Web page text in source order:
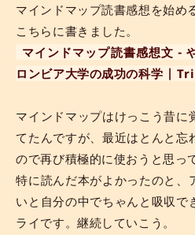
マインドマップ読書感想を始め
こちらに書きました。
マインドマップ読書感想文 -
ロンビア大学の成功の科学 |
マインドマップはけっこう昔に
てたんですが、最近はとんと忘
ので再び積極的に使おうと思っ
特に読んだ本がよかったのと、
いと自分の中でちゃんと吸収で
ライです。継続していこう。